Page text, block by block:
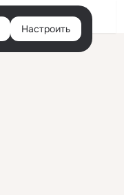
Настроить